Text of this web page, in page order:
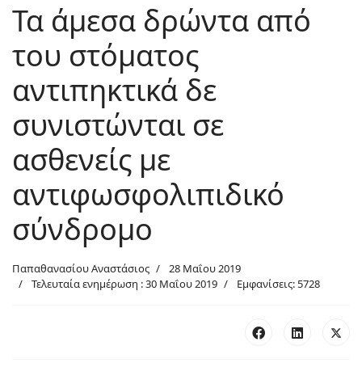
Τα άμεσα δρώντα από
του στόματος
αντιπηκτικά δε
συνιστώνται σε
ασθενείς με
αντιφωσφολιπιδικό
σύνδρομο
Παπαθανασίου Αναστάσιος
28 Μαΐου 2019
Τελευταία ενημέρωση : 30 Μαΐου 2019
Εμφανίσεις: 5728